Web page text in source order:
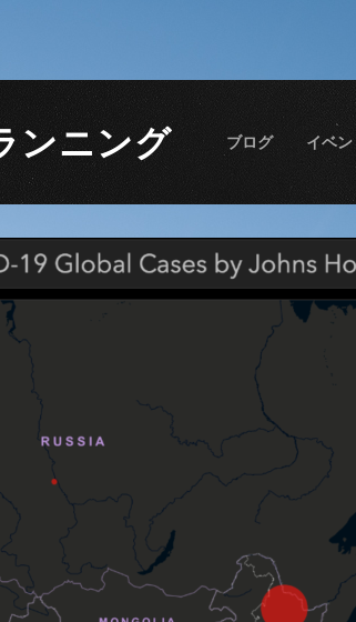
ンニング ブログ イベン